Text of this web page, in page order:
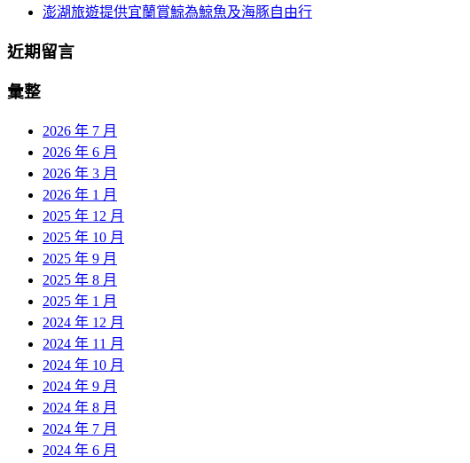
澎湖旅遊提供宜蘭賞鯨為鯨魚及海豚自由行
近期留言
彙整
2026 年 7 月
2026 年 6 月
2026 年 3 月
2026 年 1 月
2025 年 12 月
2025 年 10 月
2025 年 9 月
2025 年 8 月
2025 年 1 月
2024 年 12 月
2024 年 11 月
2024 年 10 月
2024 年 9 月
2024 年 8 月
2024 年 7 月
2024 年 6 月